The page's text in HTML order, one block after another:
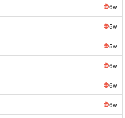
6w
5w
5w
6w
6w
6w